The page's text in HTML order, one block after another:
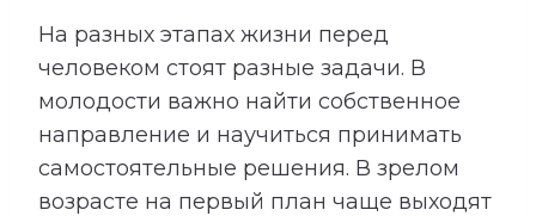
На разных этапах жизни перед
человеком стоят разные задачи. В
молодости важно найти собственное
направление и научиться принимать
самостоятельные решения. В зрелом
возрасте на первый план чаще выходят